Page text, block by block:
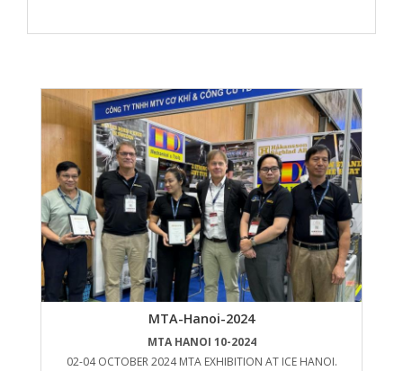
MTA-Hanoi-2024
MTA HANOI 10-2024
02-04 OCTOBER 2024 MTA EXHIBITION AT ICE HANOI.